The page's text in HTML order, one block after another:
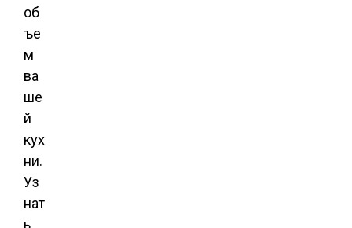
об
ъе
м
ва
ше
й
кух
ни.
Уз
нат
ь